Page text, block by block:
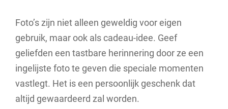
Foto’s zijn niet alleen geweldig voor eigen
gebruik, maar ook als cadeau-idee. Geef
geliefden een tastbare herinnering door ze een
ingelijste foto te geven die speciale momenten
vastlegt. Het is een persoonlijk geschenk dat
altijd gewaardeerd zal worden.